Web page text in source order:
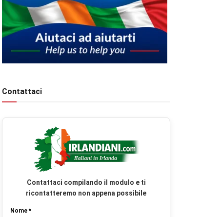
Contattaci
Contattaci compilando il modulo e ti
ricontatteremo non appena possibile
Nome *